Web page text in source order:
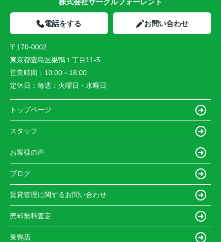
電話をする お問い合わせ
〒170-0002
東京都豊島区巣鴨１丁目11-5
営業時間： 10:00～18:00
定休日： 毎週：火曜日・水曜日
トップページ
スタッフ
お客様の声
ブログ
賃貸管理に関するお問い合わせ
売却無料査定
巣鴨店